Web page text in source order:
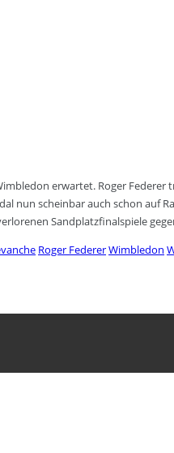
erwartet. Roger
nun scheinbar auch schon auf
Sandplatzfinalspiele
Roger FedererWimbledon